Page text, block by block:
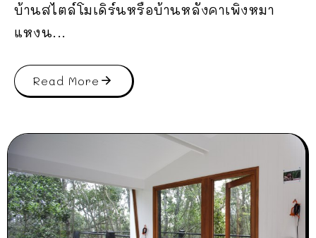
บ้านสไตล์โมเดิร์นหรือบ้านหลังคาเพิงหมา
แหงน...
Read More